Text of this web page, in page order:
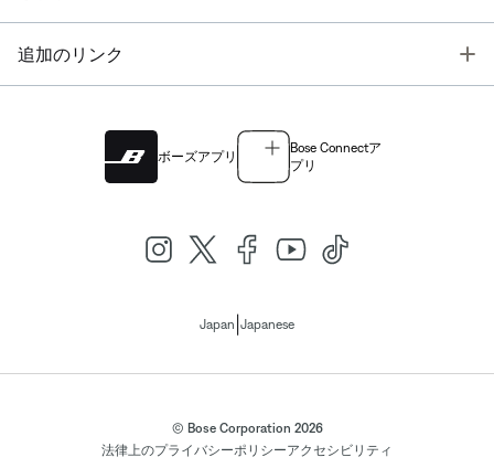
追加のリンク
ボーズアプリ
Bose Connectア
プリ
Japan Japanese
© Bose Corporation 2026
法律上のプライバシーポリシーアクセシビリティ